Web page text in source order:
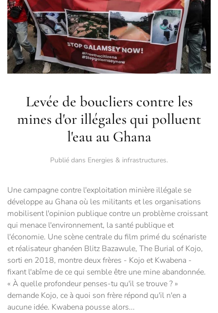
Levée de boucliers contre les
mines d'or illégales qui polluent
l'eau au Ghana
Publié dans Energies & infrastructures.
Une campagne contre l'exploitation minière illégale se
développe au Ghana où les militants et les organisations
mobilisent l'opinion publique contre un problème croissant
qui menace l'environnement, la santé publique et
l'économie. Une scène centrale du film primé du scénariste
et réalisateur ghanéen Blitz Bazawule, The Burial of Kojo,
sorti en 2018, montre deux frères - Kojo et Kwabena -
fixant l'abîme de ce qui semble être une mine abandonnée.
« À quelle profondeur penses-tu qu'il se trouve ? »
demande Kojo, ce à quoi son frère répond qu'il n'en a
aucune idée. Kwabena pousse alors...